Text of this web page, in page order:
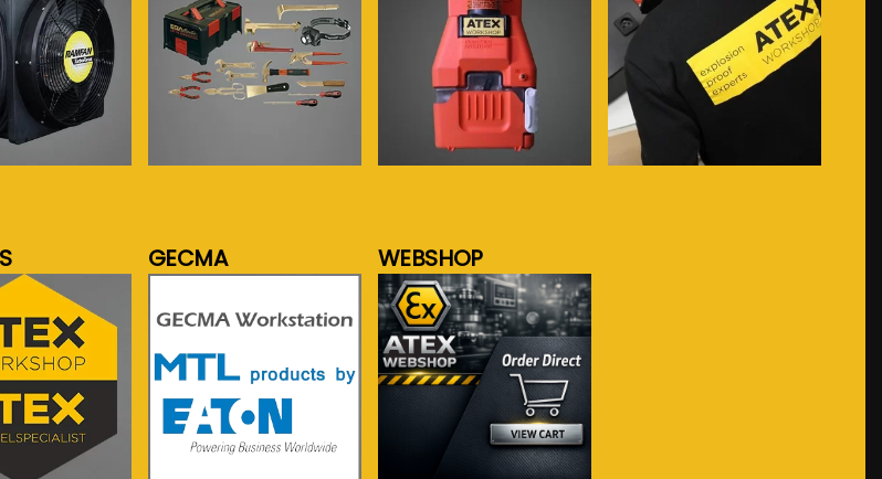
info... meer info...
info...
GECMA WEBSHOP
Bezoek de webshop